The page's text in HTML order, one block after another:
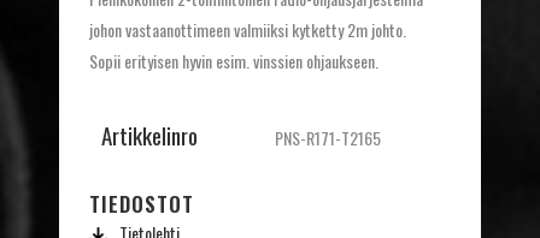
johon vastaanottimeen valmiiksi kytketty 2m johto.
Sopii erityisen hyvin esim. vinssien ohjaukseen.
Artikkelinro PNS-R171-T2165
TIEDOSTOT
Tietolehti